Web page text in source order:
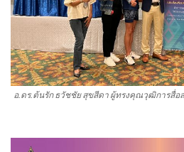
อ.ดร.ต้นรัก ธวัชชัย สุขสีดา ผู้ทรงคุณวุฒิการสื่อ